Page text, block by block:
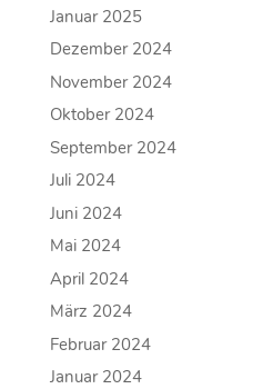
Januar 2025
Dezember 2024
November 2024
Oktober 2024
September 2024
Juli 2024
Juni 2024
Mai 2024
April 2024
März 2024
Februar 2024
Januar 2024